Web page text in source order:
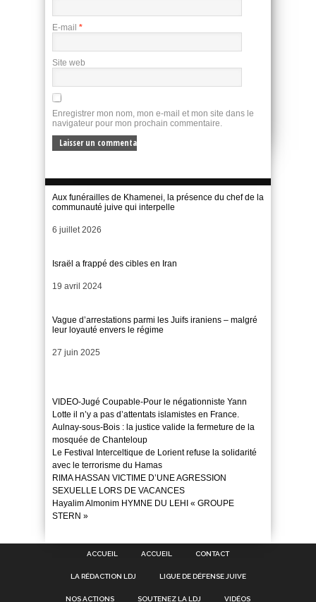
E-mail *
Site web
Enregistrer mon nom, mon e-mail et mon site dans le
navigateur pour mon prochain commentaire.
Aux funérailles de Khamenei, la présence du chef de la
communauté juive qui interpelle
Date
6 juillet 2026
Israël a frappé des cibles en Iran
Date
19 avril 2024
Vague d’arrestations parmi les Juifs iraniens – malgré
leur loyauté envers le régime
Date
27 juin 2025
VIDEO-Jugé Coupable-Pour le négationniste Yann
Lotte il n’y a pas d’attentats islamistes en France.
Aulnay-sous-Bois : la justice valide la fermeture de la
mosquée de Chanteloup
Le Festival Interceltique de Lorient refuse la solidarité
avec le terrorisme du Hamas
RIMA HASSAN VICTIME D’UNE AGRESSION
SEXUELLE LORS DE VACANCES
Hayalim Almonim HYMNE DU LEHI « GROUPE
STERN »
ACCUEIL ACCUEIL CONTACT
LA RÉDACTION LDJ LIGUE DE DÉFENSE JUIVE
NOS ACTIONS SOUTENEZ LA LDJ VIDÉOS